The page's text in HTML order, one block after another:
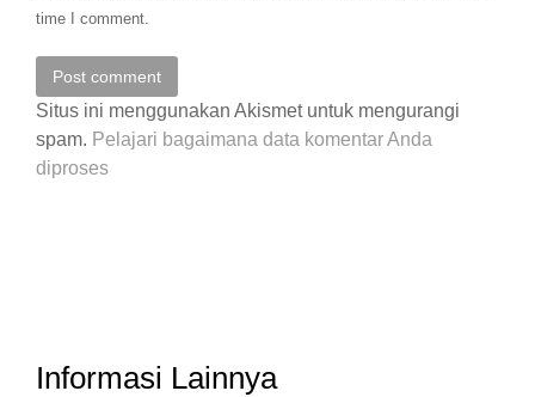
time I comment.
Post comment
Situs ini menggunakan Akismet untuk mengurangi
spam. Pelajari bagaimana data komentar Anda
diproses
Informasi Lainnya